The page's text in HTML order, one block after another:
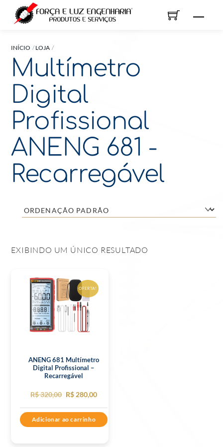
INÍCIO LOJA
Multímetro
Digital
Profissional
ANENG 681 -
Recarregável
EXIBINDO UM ÚNICO RESULTADO
OFERTA!
ANENG 681 Multímetro
Digital Profissional –
Recarregável
R$320,00 O
preço
original
R$280,00O
preço
atual
Adicionar ao carrinho